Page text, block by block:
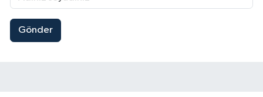
Gönder